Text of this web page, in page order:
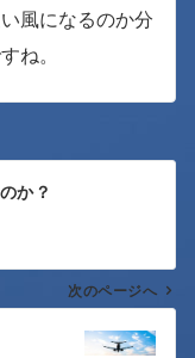
風になるのか分
ね。
か？
次のページへ